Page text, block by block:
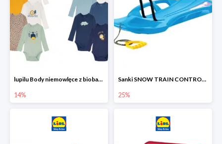
lupilu Body niemowlęce z biobawełny
14%
Sanki SNOW TRAIN CONTROL -25%
25%